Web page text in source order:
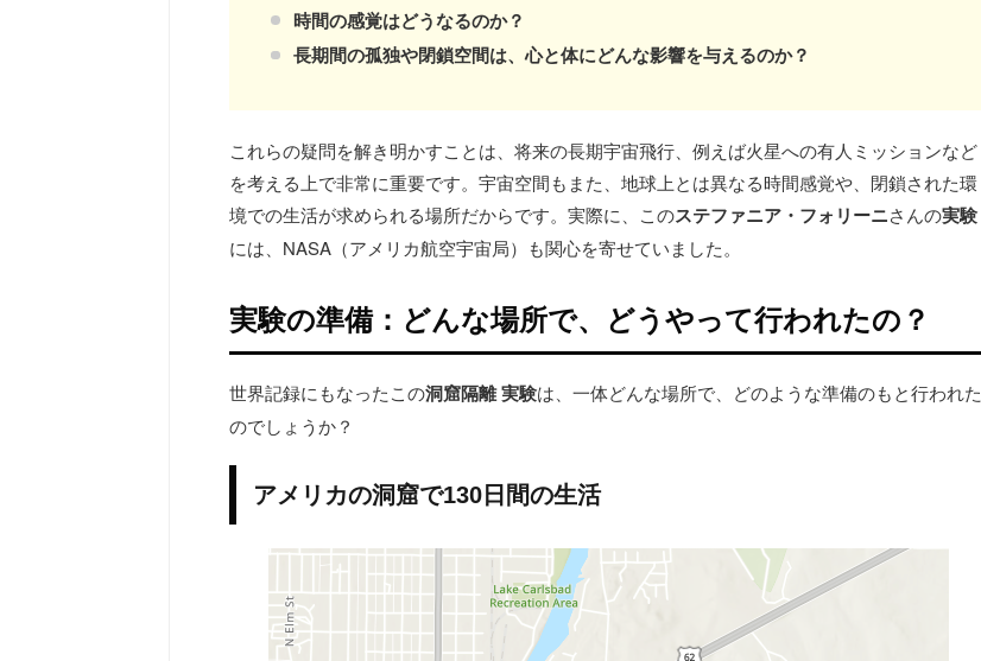
時間の感覚はどうなるのか？
長期間の孤独や閉鎖空間は、心と体にどんな影響を与えるのか？
これらの疑問を解き明かすことは、将来の長期宇宙飛行、例えば火星への有人ミッションなど
を考える上で非常に重要です。宇宙空間もまた、地球上とは異なる時間感覚や、閉鎖された環
境での生活が求められる場所だからです。実際に、このステファニア・フォリーニさんの実験
には、NASA（アメリカ航空宇宙局）も関心を寄せていました。
実験の準備：どんな場所で、どうやって行われたの？
世界記録にもなったこの洞窟隔離実験は、一体どんな場所で、どのような準備のもと行われた
のでしょうか？
アメリカの洞窟で130日間の生活